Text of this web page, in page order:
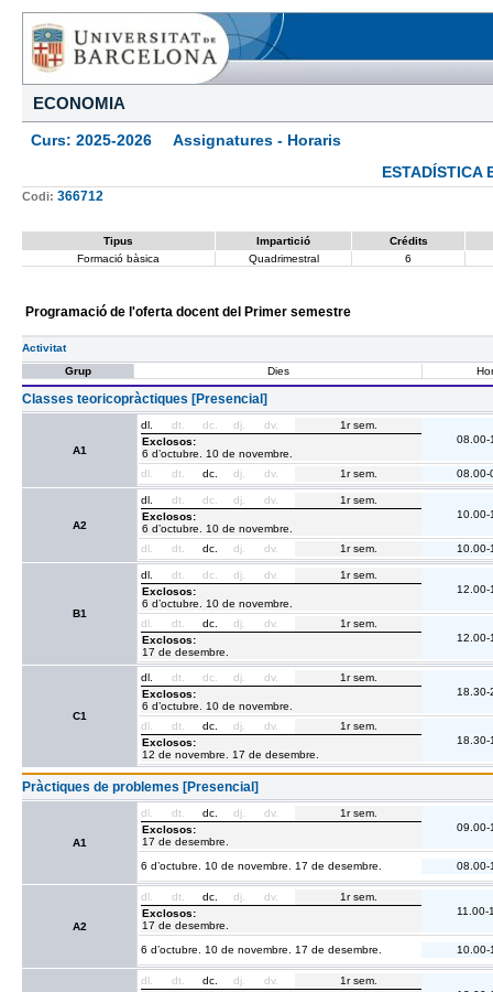
ECONOMIA
Curs: 2025-2026 Assignatures - Horaris
ESTADÍSTICA
Codi: 366712
Tipus Impartició
Crédits
Formació bàsica
Quadrimestral 6
Programació de l'oferta docent del Primer semestre
Activitat
Grup
Dies
Classes teoricopràctiques [Presencial]
A1
dl. dt. dc. dj. dv.
1r sem.
Exclosos:
6 d’octubre. 10 de novembre.
08.00-
dl. dt. dc. dj. dv. 1r sem. 08.00-
A2
dl. dt. dc. dj. dv.
1r sem.
Exclosos:
6 d’octubre. 10 de novembre.
10.00-
dl. dt. dc. dj. dv. 1r sem. 10.00-
B1
dl. dt. dc. dj. dv.
1r sem.
Exclosos:
6 d’octubre. 10 de novembre.
12.00-
dl. dt. dc. dj. dv.
1r sem.
Exclosos:
17 de desembre.
12.00-
C1
dl. dt. dc. dj. dv.
1r sem.
Exclosos:
6 d’octubre. 10 de novembre.
18.30-
dl. dt. dc. dj. dv.
1r sem.
Exclosos:
12 de novembre. 17 de desembre.
18.30-
Pràctiques de problemes [Presencial]
A1
dl. dt. dc. dj. dv.
1r sem.
Exclosos:
17 de desembre.
09.00-
6 d’octubre. 10 de novembre. 17 de desembre. 08.00-
A2
dl. dt. dc. dj. dv.
1r sem.
Exclosos:
17 de desembre.
11.00-
6 d’octubre. 10 de novembre. 17 de desembre. 10.00-
dl. dt. dc. dj. dv.
1r sem.